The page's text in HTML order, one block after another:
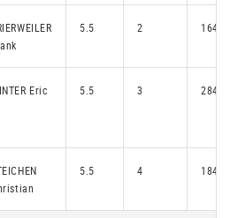
5.5 2 16401
Eric 5.5 3 28448
5.5 4 18491